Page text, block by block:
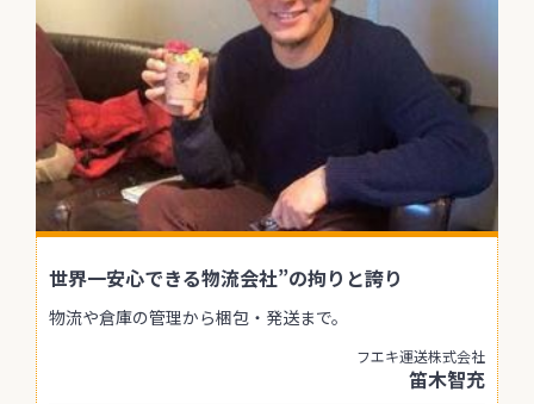
世界一安心できる物流会社”の拘りと誇り
物流や倉庫の管理から梱包・発送まで。
フエキ運送株式会社
笛木智充